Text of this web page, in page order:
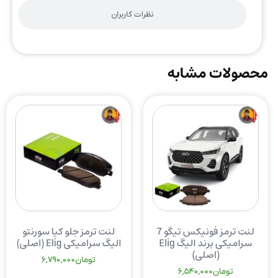
نظرات کاربران
محصولات مشابه
لنت ترمز فونیکس تیگو 7
سرامیکی برند الیگ Elig
(اصلی)
تومان6,540,000
لنت ترمز جلو کیا سورنتو
الیگ سرامیکی Elig (اصلی)
تومان6,790,000